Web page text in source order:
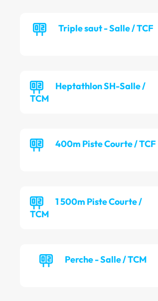
Triple saut - Salle / TCF
Heptathlon SH-Salle /
TCM
400m Piste Courte / TCF
1 500m Piste Courte /
TCM
Perche - Salle / TCM